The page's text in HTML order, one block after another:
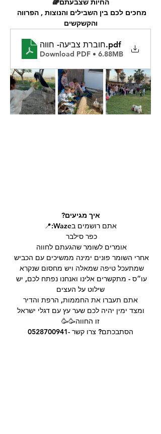
החיות שצבעתם🌈
מחכים לכם בין השבילים והנוצות , הפרווה
והקשקשים
חוברת צביעה- חווה.pdf
Download PDF • 6.88MB
איך מגיעים?
אתם רושמים בWaze:📍
כפר סילבר
אומרים לשומר שהגעתם לחווה
אחרי השומר פונים ימינה ממשיכים עם הכביש
שמתעכל טיפה שמאלה ויש מחסום שנקרא
עו״ס - מתקשרים ⁨אלינו ואנחנו נפתח לכם, יש
שילוט על העצים
אתם תעברו את החממות, הרפת והדיר
ומצד ימין יהיה לכם שער עץ עם דגלי ישראל
זו החווה🥳🥳
הסתבכתם? צרו קשר -0528700941